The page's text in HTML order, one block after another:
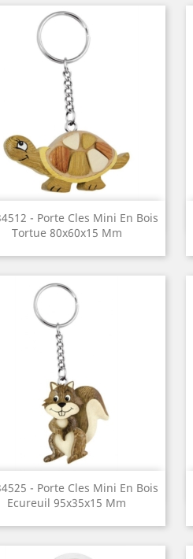
- Porte Cles Mini En Bois
Tortue 80x60x15 Mm
Aperçu rapide
- Porte Cles Mini En Bois
Ecureuil 95x35x15 Mm
Aperçu rapide